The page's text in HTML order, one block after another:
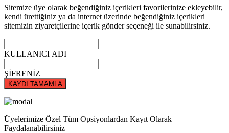
Sitemize üye olarak beğendiğiniz içerikleri favorilerinize ekleyebilir,
kendi ürettiğiniz ya da internet üzerinde beğendiğiniz içerikleri
sitemizin ziyaretçilerine içerik gönder seçeneği ile sunabilirsiniz.
KULLANICI ADI
ŞİFRENİZ
KAYDI TAMAMLA
Üyelerimize Özel Tüm Opsiyonlardan Kayıt Olarak
Faydalanabilirsiniz